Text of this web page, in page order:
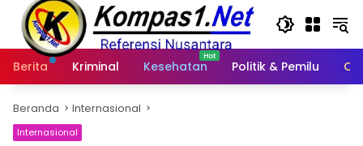
Langsung
konten
Berita
Kriminal Kesehatan Politik & Pemilu
Beranda Internasional
Internasional